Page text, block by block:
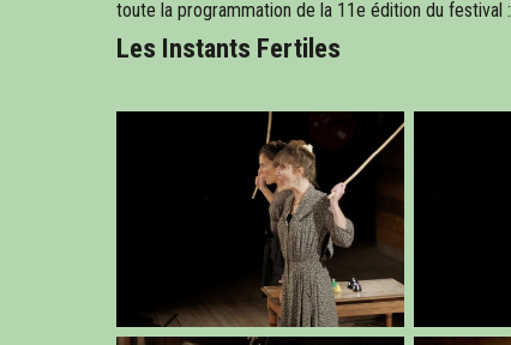
toute la programmation de la 11e édition du festival :
Les Instants Fertiles